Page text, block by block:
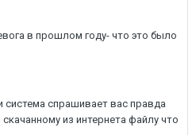
в прошлом году- что это было
система спрашивает вас правда
из интернета файлу что